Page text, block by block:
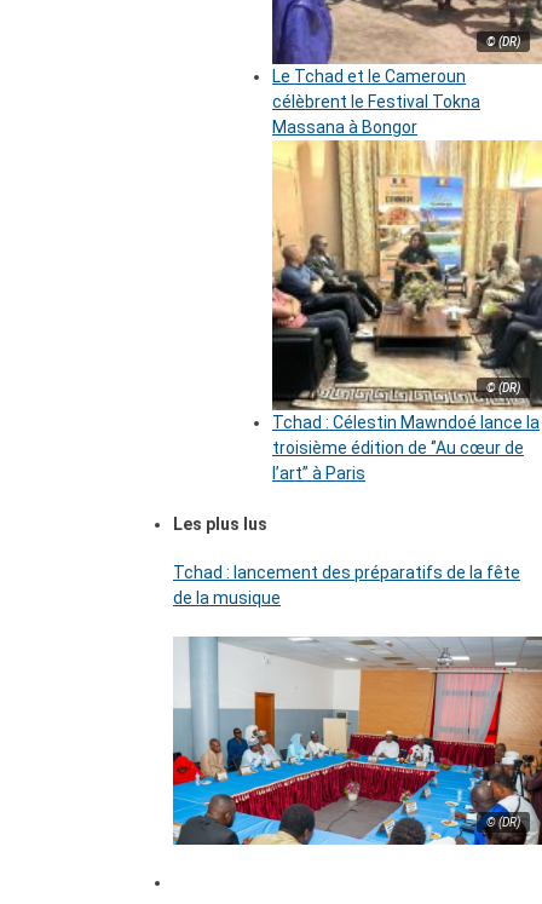
© (DR)
Le Tchad et le Cameroun
célèbrent le Festival Tokna
Massana à Bongor
© (DR)
Tchad : Célestin Mawndoé lance la
troisième édition de ‘’Au cœur de
l’art’’ à Paris
Les plus lus
Tchad : lancement des préparatifs de la fête
de la musique
© (DR)